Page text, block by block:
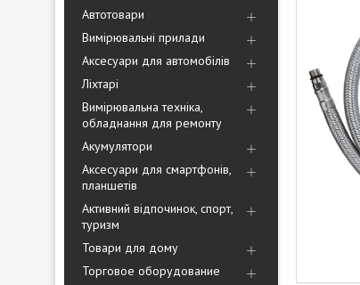
Автотовари
Вимірювальні прилади
Аксесуари для автомобілів
Ліхтарі
Вимірювальна техніка,
обладнання для ремонту
Акумулятори
Аксесуари для смартфонів,
планшетів
Активний відпочинок, спорт,
туризм
Товари для дому
Торговое оборудование